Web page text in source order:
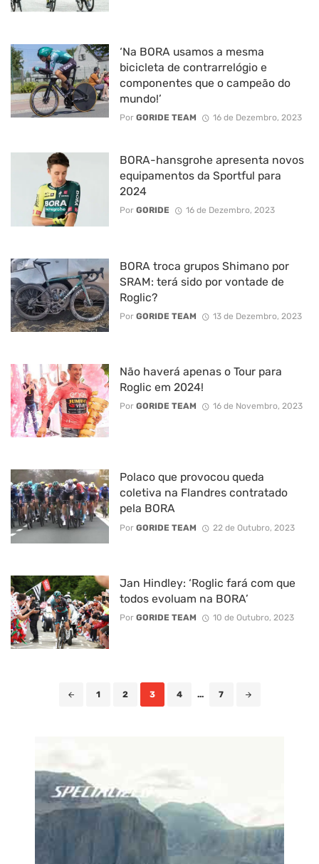
‘Na BORA usamos a mesma
bicicleta de contrarrelógio e
componentes que o campeão do
mundo!’
Por GORIDE TEAM 16 de Dezembro, 2023
BORA-hansgrohe apresenta novos
equipamentos da Sportful para
2024
Por GORIDE 16 de Dezembro, 2023
BORA troca grupos Shimano por
SRAM: terá sido por vontade de
Roglic?
Por GORIDE TEAM 13 de Dezembro, 2023
Não haverá apenas o Tour para
Roglic em 2024!
Por GORIDE TEAM 16 de Novembro, 2023
Polaco que provocou queda
coletiva na Flandres contratado
pela BORA
Por GORIDE TEAM 22 de Outubro, 2023
Jan Hindley: ‘Roglic fará com que
todos evoluam na BORA’
Por GORIDE TEAM 10 de Outubro, 2023
1 2 3 4 ... 7